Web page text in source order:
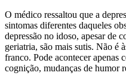
O médico ressaltou que a
sintomas diferentes daqueles
depressão no idoso, apesar de
geriatria, são mais sutis. Não é
franco. Pode acontecer apenas
cognição, mudanças de humor